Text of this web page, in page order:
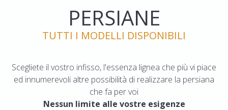
PERSIANE
TUTTI I MODELLI DISPONIBILI
Scegliete il vostro infisso, l'essenza lignea che più vi piace
ed innumerevoli altre possibilità di realizzare la persiana
che fa per voi
Nessun limite alle vostre esigenze